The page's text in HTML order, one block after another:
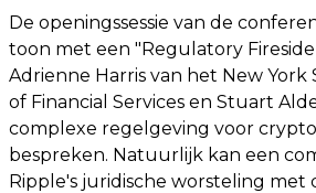
De openingssessie van de
toon met een "Regulatory Fireside
Adrienne Harris van het New
of Financial Services en Stuart
complexe regelgeving voor crypto
bespreken. Natuurlijk kan een
Ripple's juridische worsteling met